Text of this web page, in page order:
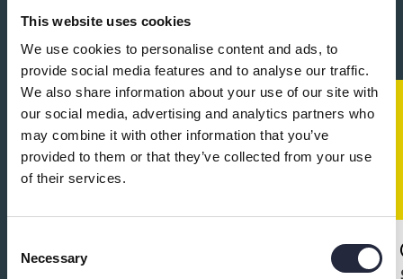
This website uses cookies
We use cookies to personalise content and ads, to
provide social media features and to analyse our traffic.
We also share information about your use of our site with
our social media, advertising and analytics partners who
may combine it with other information that you’ve
provided to them or that they’ve collected from your use
of their services.
Selection
Necessary
Du kanske också är intresserad av: